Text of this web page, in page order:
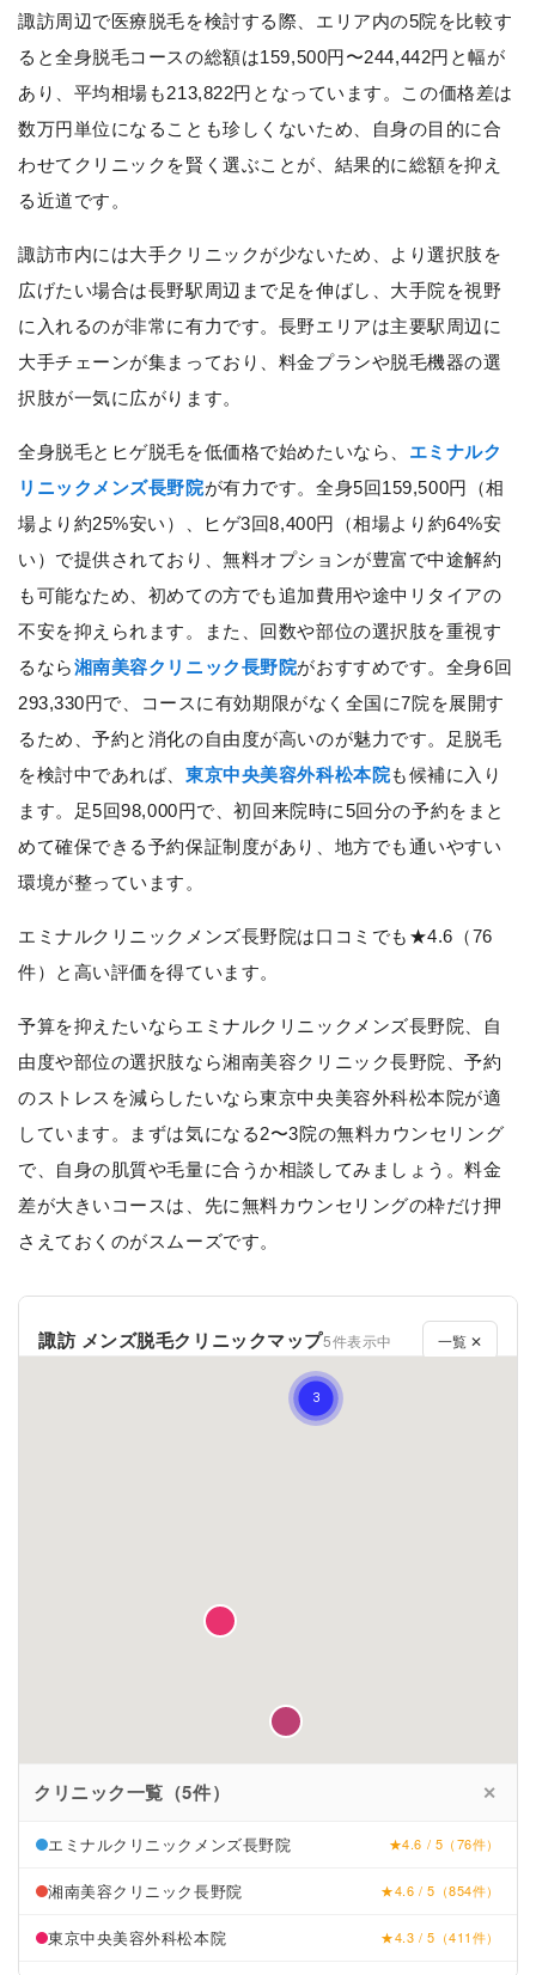
諏訪周辺で医療脱毛を検討する際、エリア内の5院を比較す
ると全身脱毛コースの総額は159,500円〜244,442円と幅が
あり、平均相場も213,822円となっています。この価格差は
数万円単位になることも珍しくないため、自身の目的に合
わせてクリニックを賢く選ぶことが、結果的に総額を抑え
る近道です。
諏訪市内には大手クリニックが少ないため、より選択肢を
広げたい場合は長野駅周辺まで足を伸ばし、大手院を視野
に入れるのが非常に有力です。長野エリアは主要駅周辺に
大手チェーンが集まっており、料金プランや脱毛機器の選
択肢が一気に広がります。
全身脱毛とヒゲ脱毛を低価格で始めたいなら、 エミナルク
リニックメンズ長野院が有力です。全身5回159,500円（相
場より約25%安い）、ヒゲ3回8,400円（相場より約64%安
い）で提供されており、無料オプションが豊富で中途解約
も可能なため、初めての方でも追加費用や途中リタイアの
不安を抑えられます。また、回数や部位の選択肢を重視す
るなら湘南美容クリニック長野院がおすすめです。全身6回
293,330円で、コースに有効期限がなく全国に7院を展開す
るため、予約と消化の自由度が高いのが魅力です。足脱毛
を検討中であれば、東京中央美容外科松本院も候補に入り
ます。足5回98,000円で、初回来院時に5回分の予約をまと
めて確保できる予約保証制度があり、地方でも通いやすい
環境が整っています。
エミナルクリニックメンズ長野院は口コミでも★4.6（76
件）と高い評価を得ています。
予算を抑えたいならエミナルクリニックメンズ長野院、自
由度や部位の選択肢なら湘南美容クリニック長野院、予約
のストレスを減らしたいなら東京中央美容外科松本院が適
しています。まずは気になる2〜3院の無料カウンセリング
で、自身の肌質や毛量に合うか相談してみましょう。料金
差が大きいコースは、先に無料カウンセリングの枠だけ押
さえておくのがスムーズです。
諏訪 メンズ脱毛クリニックマップ5件表示中 一覧 ✕
クリニック一覧（5件） ✕
エミナルクリニックメンズ長野院 ★4.6 / 5（76件）
湘南美容クリニック長野院 ★4.6 / 5（854件）
東京中央美容外科松本院 ★4.3 / 5（411件）